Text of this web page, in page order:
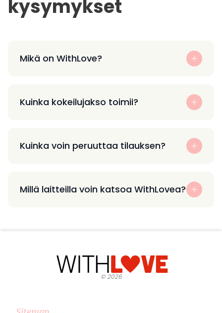
kysymykset
Mikä on WithLove?
Kuinka kokeilujakso toimii?
Kuinka voin peruuttaa tilauksen?
Millä laitteilla voin katsoa WithLovea?
©2026